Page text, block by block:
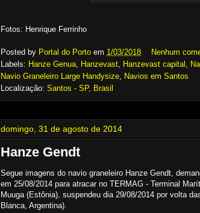
Fotos: Henrique Ferrinho
Posted by Portal do Porto em 1/03/2018
Nenhum
Labels: Hanze Genua, Hanzevast, Hanzevast capital ,
Navio Graneleiro Large Handysize, Navios em Santos
Localização: Santos - SP, Brasil
domingo, 31 de agosto de 2014
Hanze Gendt
Segue imagens do navio graneleiro Hanze Gendt,
em 25/08/2014 para atracar no TERMAG - Terminal
Muuga (Estônia), suspendeu dia 29/08/2014 por volta
Blanca, Argentina).